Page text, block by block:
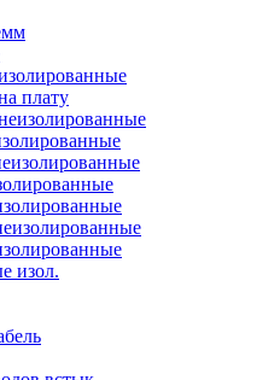
плату
изол.